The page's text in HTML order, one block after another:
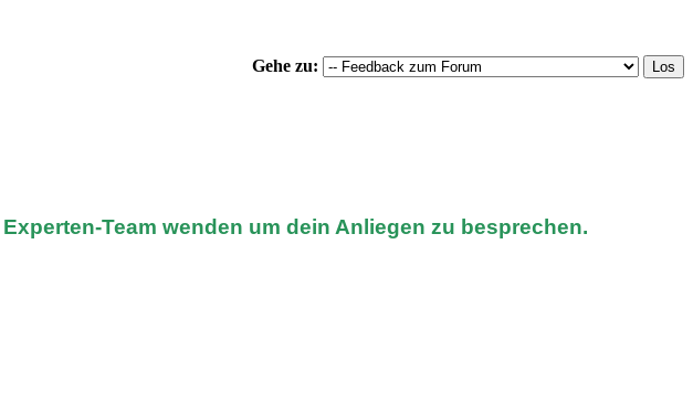
Gehe zu:
Team wenden um dein Anliegen zu besprechen.